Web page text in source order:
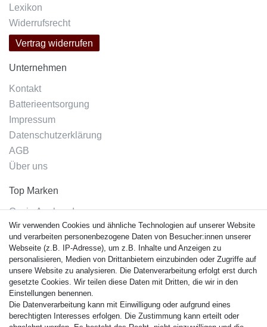
Lexikon
Widerrufsrecht
Vertrag widerrufen
Unternehmen
Kontakt
Batterieentsorgung
Impressum
Datenschutzerklärung
AGB
Über uns
Top Marken
Casio Armband
Festina Armband
Citizen Armband
M. Lacroix Armband
J. Lemans Armband
Uhrenarmbänder - Alle
Sicherheit
Wir verwenden Cookies und ähnliche Technologien auf unserer Website
und verarbeiten personenbezogene Daten von Besucher:innen unserer
Webseite (z.B. IP-Adresse), um z.B. Inhalte und Anzeigen zu
personalisieren, Medien von Drittanbietern einzubinden oder Zugriffe auf
unsere Website zu analysieren. Die Datenverarbeitung erfolgt erst durch
gesetzte Cookies. Wir teilen diese Daten mit Dritten, die wir in den
Einstellungen benennen.
Die Datenverarbeitung kann mit Einwilligung oder aufgrund eines
berechtigten Interesses erfolgen. Die Zustimmung kann erteilt oder